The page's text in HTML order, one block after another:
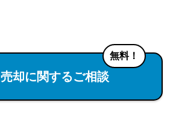
売却に関するご相談
無料！